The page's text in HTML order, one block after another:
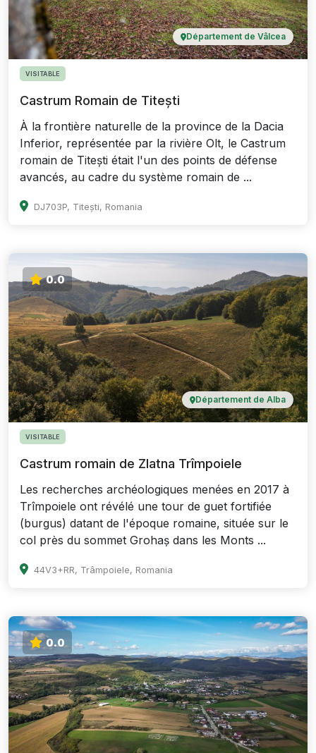
Département de Vâlcea
VISITABLE
Castrum Romain de Titești
À la frontière naturelle de la province de la Dacia
Inferior, représentée par la rivière Olt, le Castrum
romain de Titești était l'un des points de défense
avancés, au cadre du système romain de ...
DJ703P, Titești, Romania
0.0
Département de Alba
VISITABLE
Castrum romain de Zlatna Trîmpoiele
Les recherches archéologiques menées en 2017 à
Trîmpoiele ont révélé une tour de guet fortifiée
(burgus) datant de l'époque romaine, située sur le
col près du sommet Grohaș dans les Monts ...
44V3+RR, Trâmpoiele, Romania
0.0